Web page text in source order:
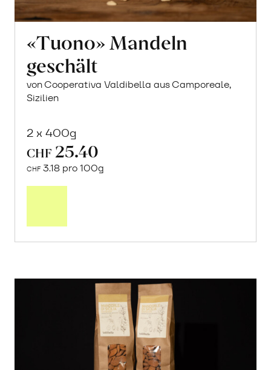
«Tuono» Mandeln
geschält
von Cooperativa Valdibella aus Camporeale,
Sizilien
2 x 400g
CHF 25.40
CHF 3.18 pro 100g